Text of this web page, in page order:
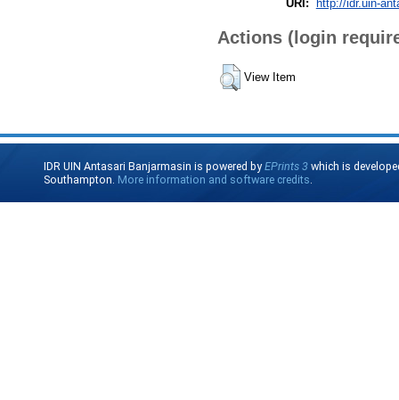
URI: http://idr.uin-
Actions (login
View Item
IDR UIN Antasari Banjarmasin is powered byEPrints 3 which is
Southampton. More information and software credits.